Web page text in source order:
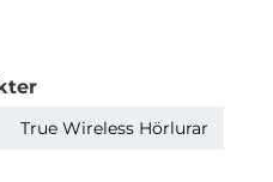
True Wireless Hörlurar